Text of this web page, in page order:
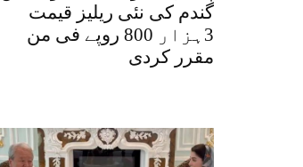
گندم کی نئی ریلیز قیمت
3ہزار 800 روپے فی من
مقرر کردی